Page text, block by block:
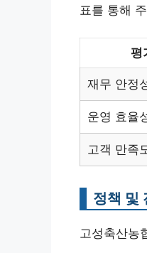
표를 통해
평
재무 안정
운영 효율
고객 만족
정책 및
고성축산농